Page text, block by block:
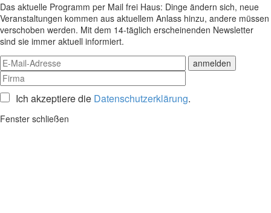
Das aktuelle Programm per Mail frei Haus: Dinge ändern sich, neue
Veranstaltungen kommen aus aktuellem Anlass hinzu, andere müssen
verschoben werden. Mit dem 14-täglich erscheinenden Newsletter
sind sie immer aktuell informiert.
Ich akzeptiere die Datenschutzerklärung.
Fenster schließen